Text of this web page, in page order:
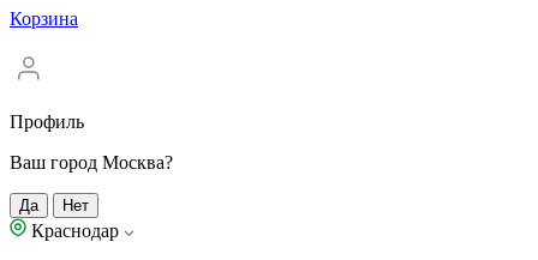
Корзина
Профиль
Ваш город Москва?
Да Нет
Краснодар